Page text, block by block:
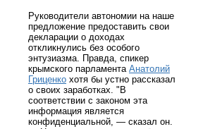
Руководители автономии на наше
предложение предоставить свои
декларации о доходах
откликнулись без особого
энтузиазма. Правда, спикер
крымского парламента Анатолий
Гриценко хотя бы устно рассказал
о своих заработках. "В
соответствии с законом эта
информация является
конфиденциальной, — сказал он.